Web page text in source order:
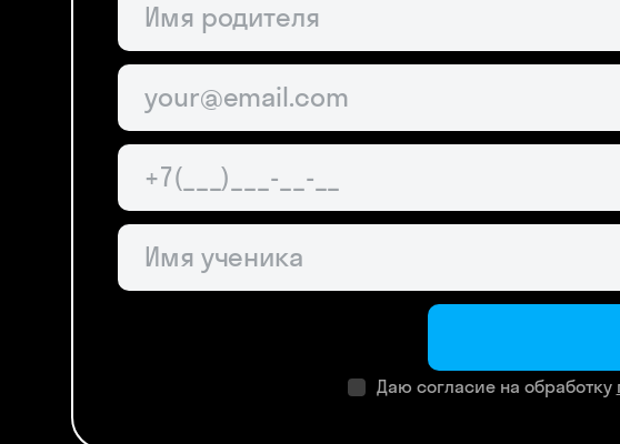
Даю согласие на обработку